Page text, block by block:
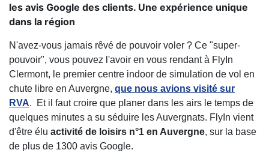
les avis Google des clients. Une expérience unique
dans la région
N'avez-vous jamais rêvé de pouvoir voler ? Ce "super-
pouvoir", vous pouvez l'avoir en vous rendant à FlyIn
Clermont, le premier centre indoor de simulation de vol en
chute libre en Auvergne, que nous avions visité sur
RVA. Et il faut croire que planer dans les airs le temps de
quelques minutes a su séduire les Auvergnats. FlyIn vient
d'être élu activité de loisirs n°1 en Auvergne, sur la base
de plus de 1300 avis Google.